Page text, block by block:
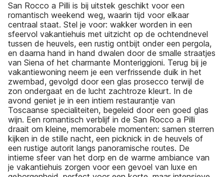
San Rocco a Pilli is bij uitstek geschikt voor een
romantisch weekend weg, waarin tijd voor elkaar
centraal staat. Stel je voor: wakker worden in een
sfeervol vakantiehuis met uitzicht op de ochtendnevel
tussen de heuvels, een rustig ontbijt onder een pergola,
en daarna hand in hand dwalen door de smalle straatjes
van Siena of het charmante Monteriggioni. Terug bij je
vakantiewoning neem je een verfrissende duik in het
zwembad, gevolgd door een glas prosecco terwijl de
zon ondergaat en de lucht zachtroze kleurt. In de
avond geniet je in een intiem restaurantje van
Toscaanse specialiteiten, begeleid door een goed glas
wijn. Een romantisch verblijf in de San Rocco a Pilli
draait om kleine, memorabele momenten: samen sterren
kijken in de stille nacht, een picknick in de heuvels of
een rustige autorit langs panoramische routes. De
intieme sfeer van het dorp en de warme ambiance van
je vakantiehuis zorgen voor een gevoel van luxe en